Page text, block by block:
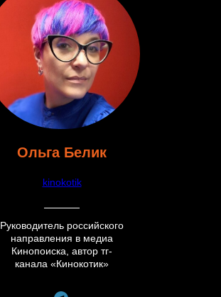
Ольга Белик
kinokotik
Руководитель российского
направления в медиа
Кинопоиска, автор тг-
канала «Кинокотик»